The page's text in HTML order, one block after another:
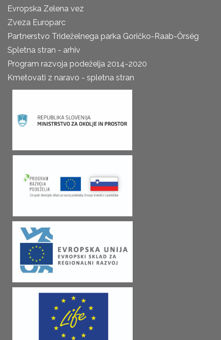
Evropska Zelena vez
Zveza Europarc
Partnerstvo Trideželnega parka Goričko-Raab-Őrség
Spletna stran - arhiv
Program razvoja podeželja 2014-2020
Kmetovati z naravo - spletna stran